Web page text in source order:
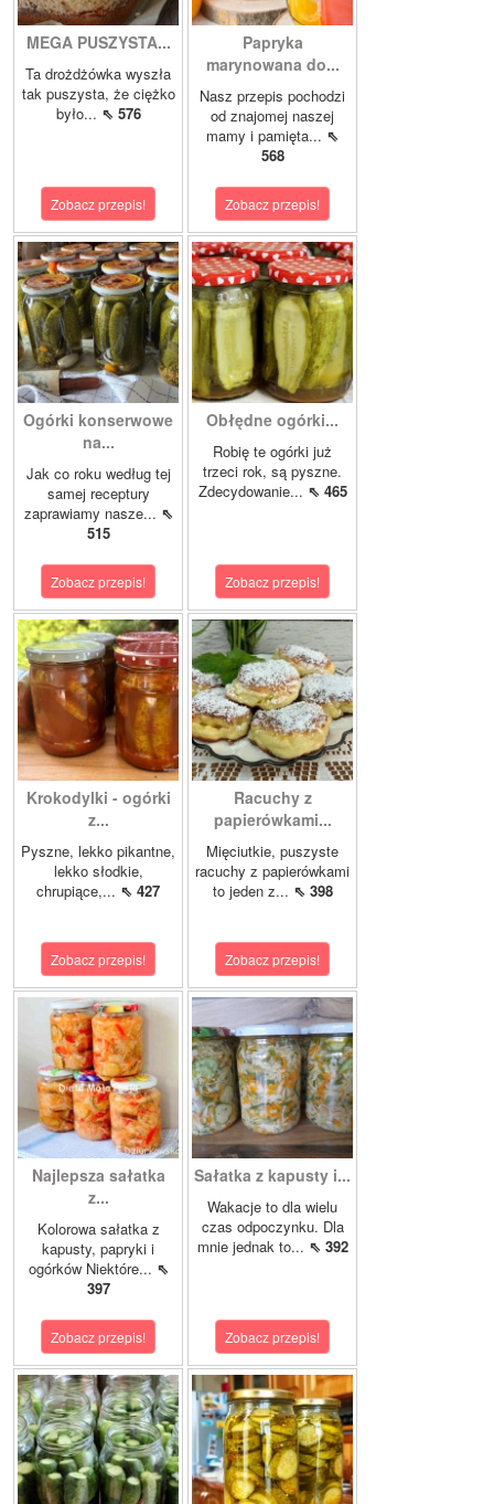
MEGA PUSZYSTA...
Ta drożdżówka wyszła
tak puszysta, że ciężko
było... ⇖ 576
Zobacz przepis!
Papryka
marynowana do...
Nasz przepis pochodzi
od znajomej naszej
mamy i pamięta... ⇖
568
Zobacz przepis!
Ogórki konserwowe
na...
Jak co roku według tej
samej receptury
zaprawiamy nasze... ⇖
515
Zobacz przepis!
Obłędne ogórki...
Robię te ogórki już
trzeci rok, są pyszne.
Zdecydowanie... ⇖ 465
Zobacz przepis!
Krokodylki - ogórki
z...
Pyszne, lekko pikantne,
lekko słodkie,
chrupiące,... ⇖ 427
Zobacz przepis!
Racuchy z
papierówkami...
Mięciutkie, puszyste
racuchy z papierówkami
to jeden z... ⇖ 398
Zobacz przepis!
Najlepsza sałatka
z...
Kolorowa sałatka z
kapusty, papryki i
ogórków Niektóre... ⇖
397
Zobacz przepis!
Sałatka z kapusty i...
Wakacje to dla wielu
czas odpoczynku. Dla
mnie jednak to... ⇖ 392
Zobacz przepis!